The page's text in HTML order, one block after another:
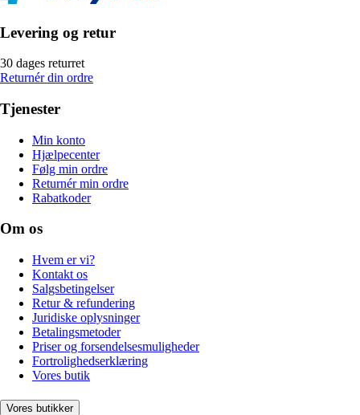
Levering og retur
30 dages returret
Returnér din ordre
Tjenester
Min konto
Hjælpecenter
Følg min ordre
Returnér min ordre
Rabatkoder
Om os
Hvem er vi?
Kontakt os
Salgsbetingelser
Retur & refundering
Juridiske oplysninger
Betalingsmetoder
Priser og forsendelsesmuligheder
Fortrolighedserklæring
Vores butik
Vores butikker